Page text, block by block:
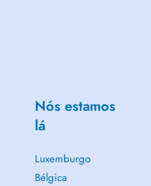
Nós estamos
lá
Luxemburgo
Bélgica